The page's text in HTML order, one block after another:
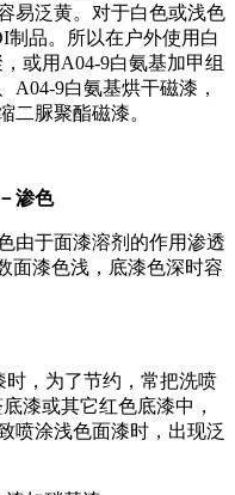
易泛黄。对于白色或浅色
品。所以在户外使用白
或用A04-9白氨基加甲组
A04-9白氨基烘干磁漆，
二脲聚酯磁漆。
渗色
由于面漆溶剂的作用渗透
面漆色浅，底漆色深时容
，为了节约，常把洗喷
漆或其它红色底漆中，
喷涂浅色面漆时，出现泛